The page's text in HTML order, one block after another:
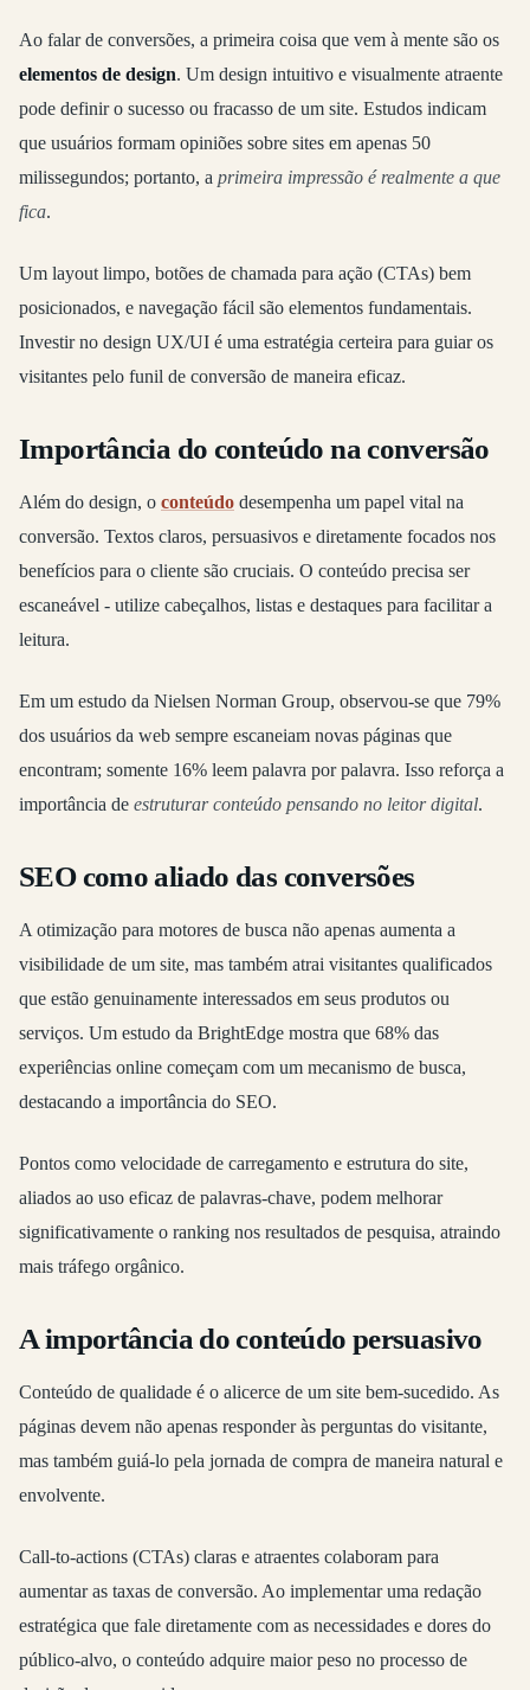
Ao falar de conversões, a primeira coisa que vem à mente são os
elementos de design. Um design intuitivo e visualmente atraente
pode definir o sucesso ou fracasso de um site. Estudos indicam
que usuários formam opiniões sobre sites em apenas 50
milissegundos; portanto, a primeira impressão é realmente a que
fica.
Um layout limpo, botões de chamada para ação (CTAs) bem
posicionados, e navegação fácil são elementos fundamentais.
Investir no design UX/UI é uma estratégia certeira para guiar os
visitantes pelo funil de conversão de maneira eficaz.
Importância do conteúdo na conversão
Além do design, o conteúdo desempenha um papel vital na
conversão. Textos claros, persuasivos e diretamente focados nos
benefícios para o cliente são cruciais. O conteúdo precisa ser
escaneável - utilize cabeçalhos, listas e destaques para facilitar a
leitura.
Em um estudo da Nielsen Norman Group, observou-se que 79%
dos usuários da web sempre escaneiam novas páginas que
encontram; somente 16% leem palavra por palavra. Isso reforça a
importância de estruturar conteúdo pensando no leitor digital.
SEO como aliado das conversões
A otimização para motores de busca não apenas aumenta a
visibilidade de um site, mas também atrai visitantes qualificados
que estão genuinamente interessados em seus produtos ou
serviços. Um estudo da BrightEdge mostra que 68% das
experiências online começam com um mecanismo de busca,
destacando a importância do SEO.
Pontos como velocidade de carregamento e estrutura do site,
aliados ao uso eficaz de palavras-chave, podem melhorar
significativamente o ranking nos resultados de pesquisa, atraindo
mais tráfego orgânico.
A importância do conteúdo persuasivo
Conteúdo de qualidade é o alicerce de um site bem-sucedido. As
páginas devem não apenas responder às perguntas do visitante,
mas também guiá-lo pela jornada de compra de maneira natural e
envolvente.
Call-to-actions (CTAs) claras e atraentes colaboram para
aumentar as taxas de conversão. Ao implementar uma redação
estratégica que fale diretamente com as necessidades e dores do
público-alvo, o conteúdo adquire maior peso no processo de